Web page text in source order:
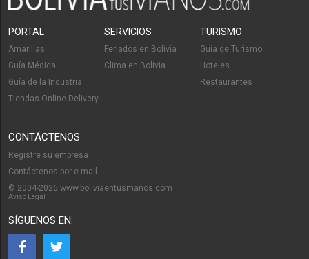
PORTAL
Amarillas
Guía Médica
Guía de la Industria
Tiendas Online Delivery
SERVICIOS
Feriados en Bolivia
Clima en Bolivia
TURISMO
Guía de Turismo
Hoteles
Restaurantes
CONTÁCTENOS
Registre su empresa
Contáctenos por e-mail
© 2004-2026 www.boliviaentusmanos.com
Aviso Legal
SÍGUENOS EN: